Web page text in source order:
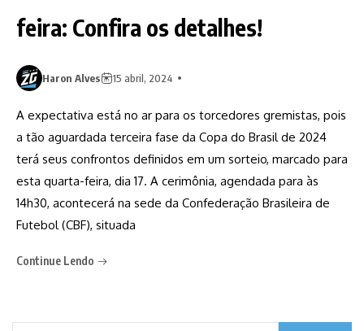
feira: Confira os detalhes!
Haron Alves 15 abril, 2024
A expectativa está no ar para os torcedores gremistas, pois
a tão aguardada terceira fase da Copa do Brasil de 2024
terá seus confrontos definidos em um sorteio, marcado para
esta quarta-feira, dia 17. A cerimônia, agendada para às
14h30, acontecerá na sede da Confederação Brasileira de
Futebol (CBF), situada
Continue Lendo